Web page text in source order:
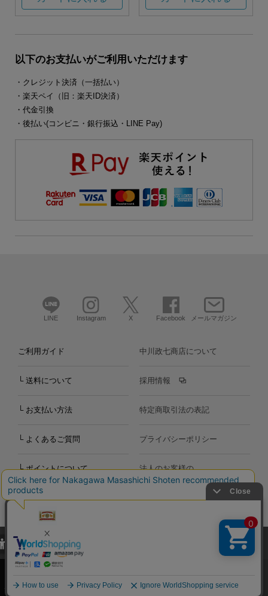
以下のお支払いがご利用いただけます
・クレジット決済（一括払い）
・楽天ペイ（旧：楽天ID決済）
・代金引換
・後払い(コンビニ・銀行振込・LINE Pay)
LINE Instagram X Facebook メールマガジン
ご利用ガイド
└ 送料について
└ お支払い方法
└ よくあるご質問
└ ポイントについて
お問い合わせ
中川政七商店について
採用情報
特定商取引法の表記
プライバシーポリシー
法人のお客様の
お問い合わせ
Copyright©2000-2026
Nakagawa Masashichi Shoten All Rights Reserved.
当サイトでは、当サイト内における閲覧履歴・属性情報などの取得およ
び利便性向上のためにクッキー（Cookie）を使用いたします。詳細に
関しては「プライバシーポリシー
承諾する